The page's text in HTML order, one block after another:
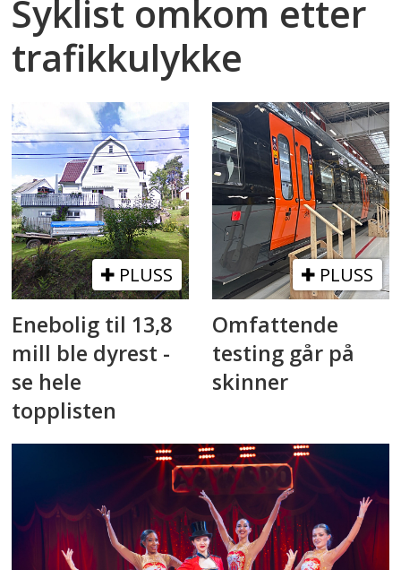
Syklist omkom etter
trafikkulykke
PLUSS
Enebolig til 13,8
mill ble dyrest -
se hele
topplisten
PLUSS
Omfattende
testing går på
skinner